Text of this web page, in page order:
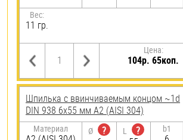
Вес:
11 гр.
Цена:
104р. 65коп.
Шпилька c ввинчиваемым концом ~1d
DIN 938 6х55 мм А2 (AISI 304)
Материал Ø
?
L
?
b1